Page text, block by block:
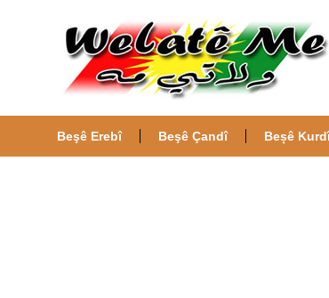
Beşê Erebî Beşê Çandî Beșê